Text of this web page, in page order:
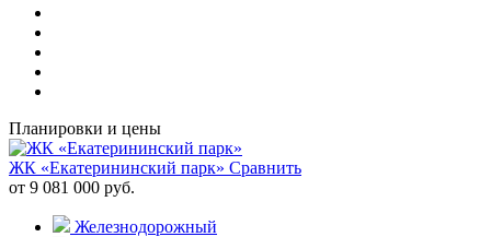
Планировки и цены
ЖК «Екатерининский парк» Сравнить
от 9 081 000 руб.
Железнодорожный